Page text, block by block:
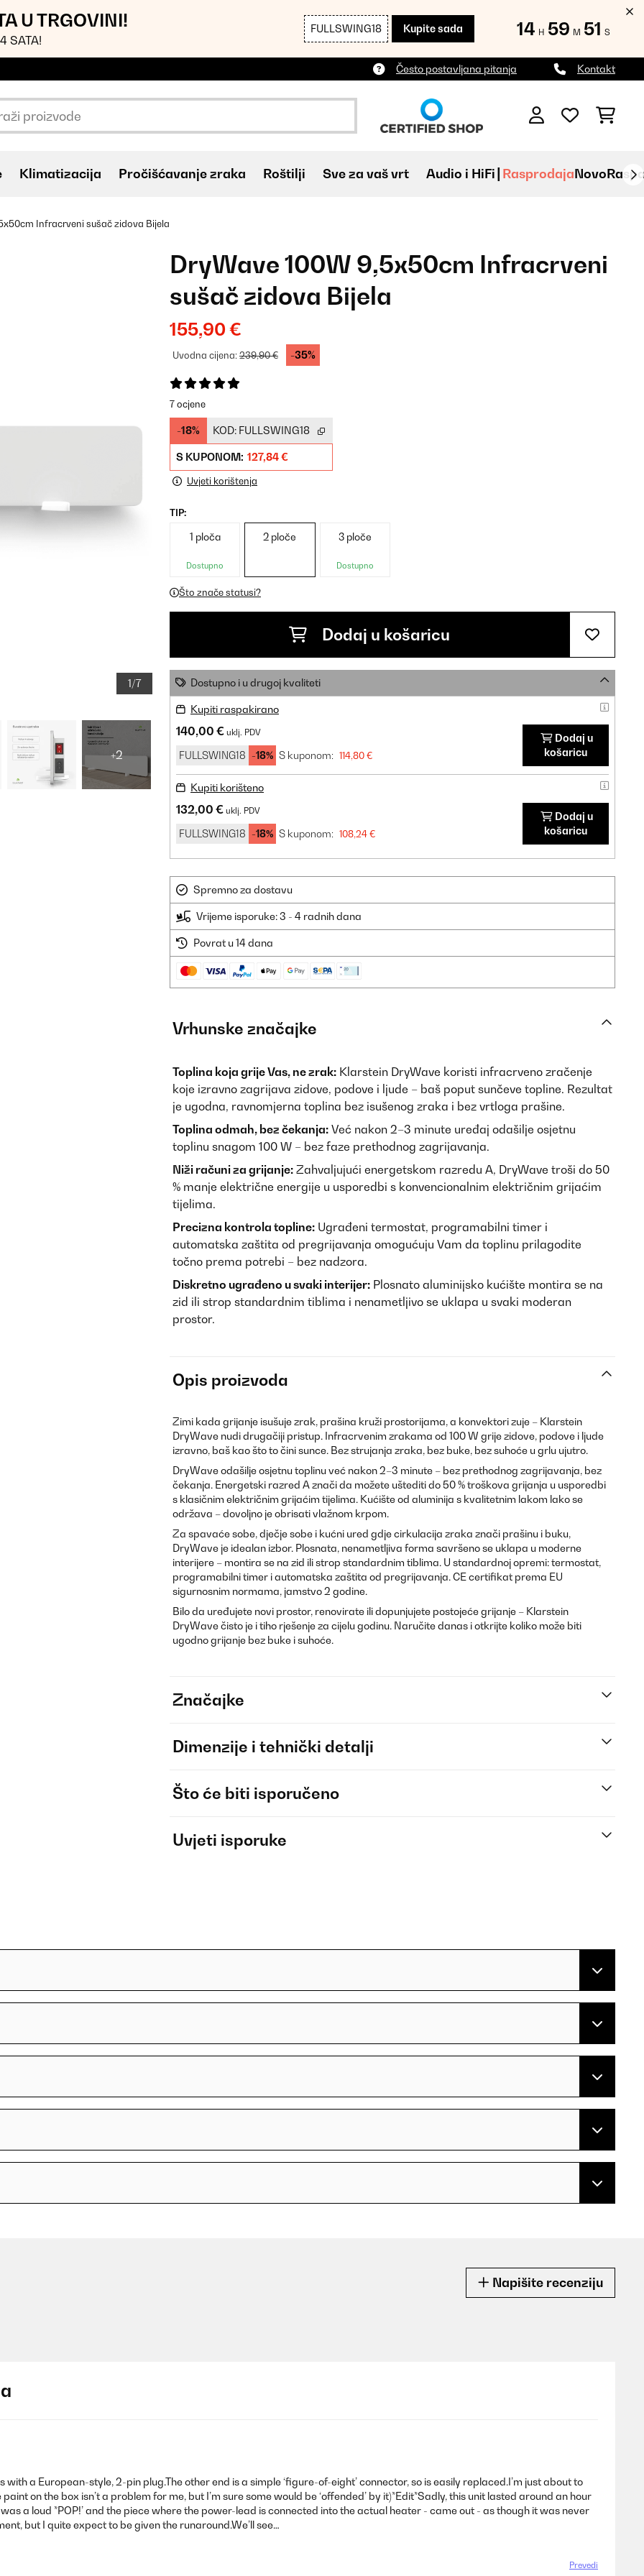
U TRGOVINI!
SATA!
FULLSWING18 Kupite sada 14 H 59 M 50 S
Često postavljana pitanja Kontakt
Klimatizacija Pročišćavanje zraka Roštilji Sve za vaš vrt Audio i HiFi RasprodajaNovo
Infracrveni sušač zidova Bijela
1/7
+2
DryWave 100W 9,5x50cm Infracrveni
sušač zidova Bijela
155,90 €
Uvodna cijena:239,90 € -35%
7 ocjene
-18% KOD: FULLSWING18
S KUPONOM: 127,84 €
Uvjeti korištenja
TIP:
1 ploča
Dostupno
2 ploče 3 ploče
Dostupno
Što znače statusi?
Dodaj u košaricu
Dostupno i u drugoj kvaliteti
Kupiti raspakirano
140,00 € uklj. PDV
FULLSWING18 -18% S kuponom: 114,80 €
Dodaj u
košaricu
Kupiti korišteno
132,00 € uklj. PDV
FULLSWING18 -18% S kuponom: 108,24 €
Dodaj u
košaricu
Spremno za dostavu
Vrijeme isporuke: 3 - 4 radnih dana
Povrat u 14 dana
Vrhunske značajke
Toplina koja grije Vas, ne zrak: Klarstein DryWave koristi infracrveno zračenje
koje izravno zagrijava zidove, podove i ljude – baš poput sunčeve topline. Rezultat
je ugodna, ravnomjerna toplina bez isušenog zraka i bez vrtloga prašine.
Toplina odmah, bez čekanja: Već nakon 2–3 minute uređaj odašilje osjetnu
toplinu snagom 100 W – bez faze prethodnog zagrijavanja.
Niži računi za grijanje: Zahvaljujući energetskom razredu A, DryWave troši do 50
% manje električne energije u usporedbi s konvencionalnim električnim grijaćim
tijelima.
Precizna kontrola topline: Ugrađeni termostat, programabilni timer i
automatska zaštita od pregrijavanja omogućuju Vam da toplinu prilagodite
točno prema potrebi – bez nadzora.
Diskretno ugrađeno u svaki interijer: Plosnato aluminijsko kućište montira se na
zid ili strop standardnim tiblima i nenametljivo se uklapa u svaki moderan
prostor.
Opis proizvoda
Zimi kada grijanje isušuje zrak, prašina kruži prostorijama, a konvektori zuje – Klarstein
DryWave nudi drugačiji pristup. Infracrvenim zrakama od 100 W grije zidove, podove i ljude
izravno, baš kao što to čini sunce. Bez strujanja zraka, bez buke, bez suhoće u grlu ujutro.
DryWave odašilje osjetnu toplinu već nakon 2–3 minute – bez prethodnog zagrijavanja, bez
čekanja. Energetski razred A znači da možete uštediti do 50 % troškova grijanja u usporedbi
s klasičnim električnim grijaćim tijelima. Kućište od aluminija s kvalitetnim lakom lako se
održava – dovoljno je obrisati vlažnom krpom.
Za spavaće sobe, dječje sobe i kućni ured gdje cirkulacija zraka znači prašinu i buku,
DryWave je idealan izbor. Plosnata, nenametljiva forma savršeno se uklapa u moderne
interijere – montira se na zid ili strop standardnim tiblima. U standardnoj opremi: termostat,
programabilni timer i automatska zaštita od pregrijavanja. CE certifikat prema EU
sigurnosnim normama, jamstvo 2 godine.
Bilo da uređujete novi prostor, renovirate ili dopunjujete postojeće grijanje – Klarstein
DryWave čisto je i tiho rješenje za cijelu godinu. Naručite danas i otkrijte koliko može biti
ugodno grijanje bez buke i suhoće.
Značajke
Dimenzije i tehnički detalji
Što će biti isporučeno
Uvjeti isporuke
Napišite recenziju
a European-style, 2-pin plug.The other end is a simple ‘figure-of-eight’ connector, so is easily replaced.I’m just about to
on the box isn’t a problem for me, but I’m sure some would be ‘offended’ by it)*Edit*Sadly, this unit lasted around an hour
a loud *POP!’ and the piece where the power-lead is connected into the actual heater - came out - as though it was never
but I quite expect to be given the runaround.We’ll see…
Prevedi